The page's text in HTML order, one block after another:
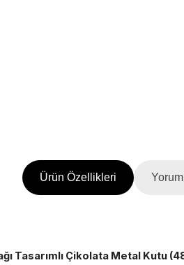
Ürün Özellikleri
Tasarımlı Çikolata Metal Kutu